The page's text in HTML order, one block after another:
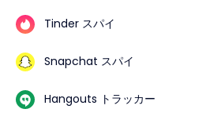
Tinder スパイ
Snapchat スパイ
Hangouts トラッカー